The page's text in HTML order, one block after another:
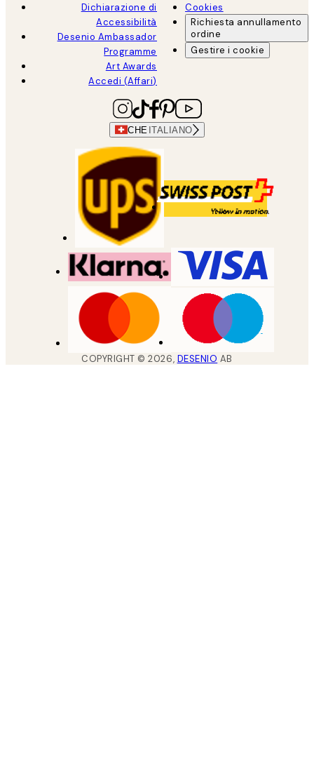
Dichiarazione di
Accessibilità
Desenio Ambassador
Programme
Art Awards
Accedi (Affari)
Cookies
Richiesta annullamento
ordine
Gestire i cookie
CHE ITALIANO
COPYRIGHT ©2026, DESENIO AB